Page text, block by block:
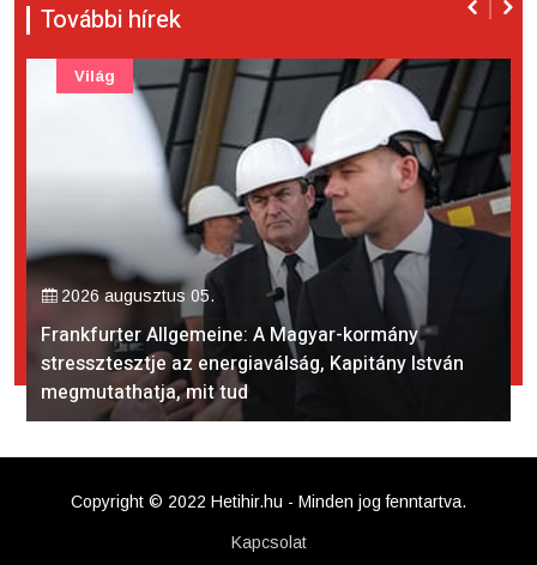
További hírek
2026 augusztus 05.
Frankfurter Allgemeine: A Magyar-kormány
stressztesztje az energiaválság, Kapitány István
megmutathatja, mit tud
Világ
Copyright © 2022 Hetihir.hu - Minden jog fenntartva.
Kapcsolat